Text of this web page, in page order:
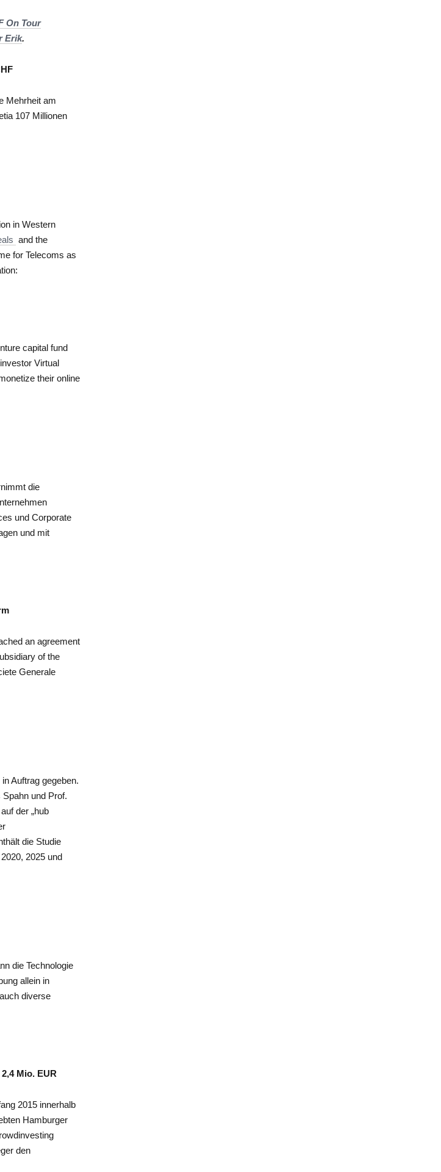
On Tour
Erik.
Mehrheit am
107 Millionen
in Western
and the
for Telecoms as
capital fund
Virtual
their online
die
und Corporate
und mit
an agreement
of the
Generale
Auftrag gegeben.
und Prof.
der „hub
die Studie
2025 und
die Technologie
allein in
diverse
Mio. EUR
2015 innerhalb
Hamburger
den